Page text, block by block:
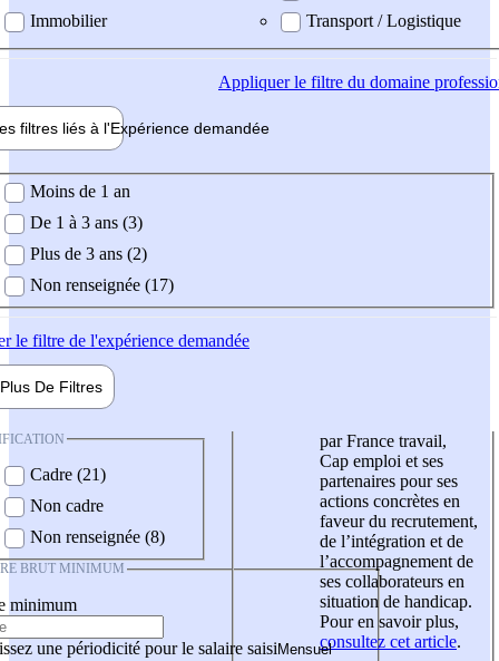
Immobilier
Transport / Logistique
Appliquerle filtre du domaine
filtres liés à l'Expérience demandée
demandée
Moins de 1 an
De 1 à 3 ans (3)
Plus de 3 ans (2)
Non renseignée (17)
le filtre de l'expérience demandée
Plus De Filtres
Cadre (21)
Non cadre
Non renseignée (8)
BRUT MINIMUM
minimum
une périodicité pour le salaire saisi
par France travail,
Cap emploi et ses
partenaires pour ses
actions concrètes en
faveur du recrutement,
de l’intégration et de
l’accompagnement de
ses collaborateurs en
situation de handicap.
Pour en savoir plus,
consultez cet article.